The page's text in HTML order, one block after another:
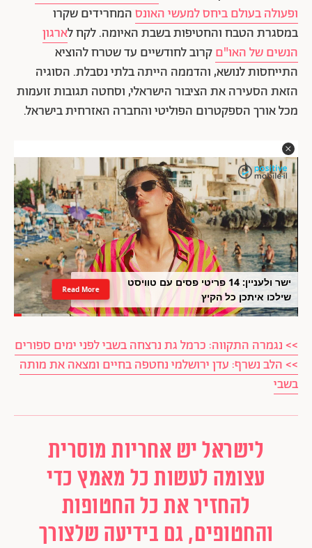
ופעולה בעולם ביחס למעשי האונסהמחרידים שקרו
במסגרת הטבח והחטיפות בשבת האיומה. לקח לארגון
הנשים של האו"םקרוב לחודשיים עד שטרח להוציא
התייחסות לנושא, והדממה הייתה בלתי נסבלת. הסוגיה
הזאת הסעירה את הציבור הישראלי, וסחטה תגובות זועמות
מכל אורך הספקטרום הפוליטי והחברה האזרחית בישראל.
ישר ולעניין: 14 פריטי פסים עם טוויסט
שילכו איתכן כל הקיץ
Read More
>> נגמרה התקווה: כרמל גת נרצחה בשבי לפני ימים ספורים
>> הלב נשרף: עדן ירושלמי נחטפה בחיים ומצאה את מותה
בשבי
לישראל יש אחריות מוסרית
עצומה לעשות כל מאמץ כדי
להחזיר את כל החטופות
והחטופים, גם בידיעה שלצורך